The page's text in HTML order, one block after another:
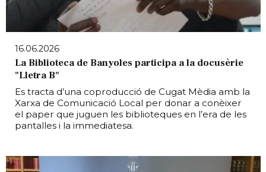
16.06.2026
La Biblioteca de Banyoles participa a la docusèrie
"Lletra B"
Es tracta d’una coproducció de Cugat Mèdia amb la
Xarxa de Comunicació Local per donar a conèixer
el paper que juguen les biblioteques en l’era de les
pantalles i la immediatesa.